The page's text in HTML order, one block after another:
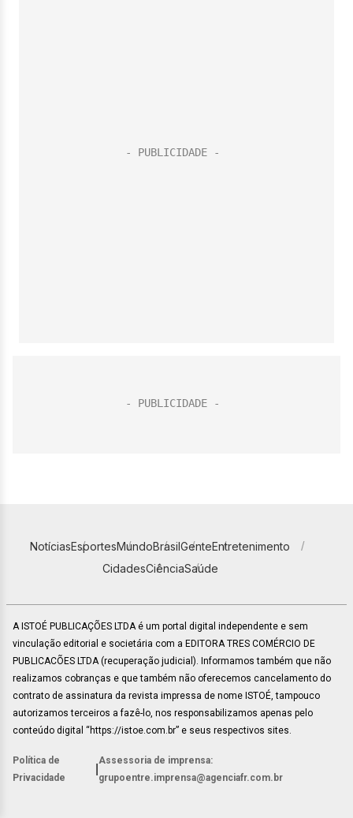
NotíciasEsportesMundoBrasilGenteEntretenimento
CidadesCiênciaSaúde
A ISTOÉ PUBLICAÇÕES LTDA é um portal digital independente e sem
vinculação editorial e societária com a EDITORA TRES COMÉRCIO DE
PUBLICACÕES LTDA (recuperação judicial). Informamos também que não
realizamos cobranças e que também não oferecemos cancelamento do
contrato de assinatura da revista impressa de nome ISTOÉ, tampouco
autorizamos terceiros a fazê-lo, nos responsabilizamos apenas pelo
conteúdo digital “https://istoe.com.br” e seus respectivos sites.
Política de
Privacidade
Assessoria de imprensa:
grupoentre.imprensa@agenciafr.com.br